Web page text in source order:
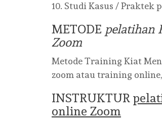
10. Studi Kasus / Praktek
METODE pelatihan
Zoom
Metode Training Kiat
zoom atau training
INSTRUKTUR
online Zoom